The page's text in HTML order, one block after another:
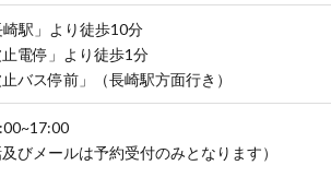
崎駅」より徒歩10分
止電停」より徒歩1分
止バス停前」（長崎駅方面行き）
及びメールは予約受付のみとなります）